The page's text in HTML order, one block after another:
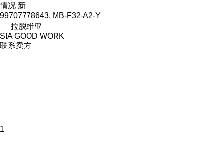
情况 新
99707778643, MB-F32-A2-Y
拉脱维亚
SIA GOOD WORK
联系卖方
1